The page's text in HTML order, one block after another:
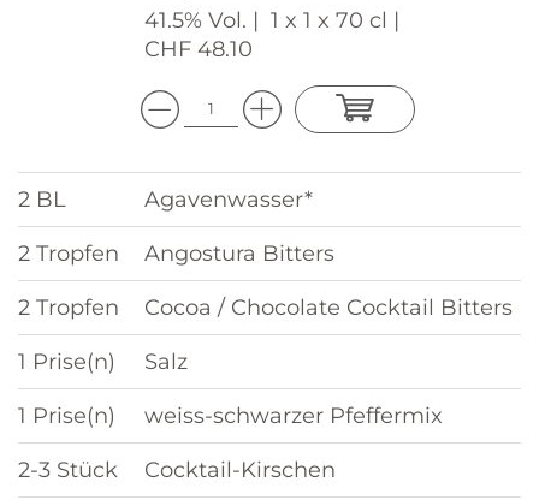
41.5% Vol. | 1 x 1 x 70 cl |
CHF 48.10
2 BL Agavenwasser*
2 Tropfen Angostura Bitters
2 Tropfen Cocoa / Chocolate Cocktail Bitters
1 Prise(n) Salz
1 Prise(n) weiss-schwarzer Pfeffermix
2-3 Stück Cocktail-Kirschen